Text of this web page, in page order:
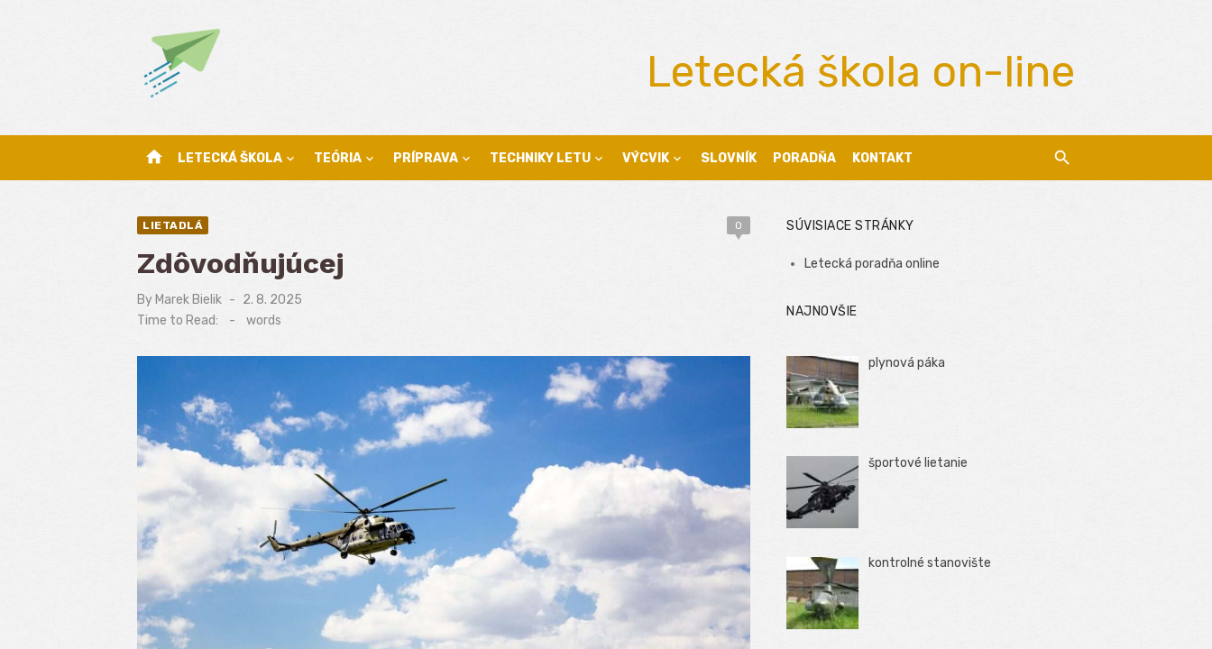
Letecká škola on-line
home LETECKÁ ŠKOLA TEÓRIA PRÍPRAVA TECHNIKY LETU VÝCVIK SLOVNÍK PORADŇA KONTAKT
LIETADLÁ 0
Zdôvodňujúcej
By Marek Bielik
Posted
on
2. 8. 2025
Time to Read:
- words
SÚVISIACE STRÁNKY
Letecká poradňa online
NAJNOVŠIE
plynová páka
športové lietanie
kontrolné stanovište